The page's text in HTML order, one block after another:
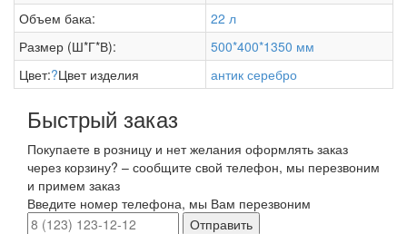
Объем бака:
22 л
Размер (Ш*Г*В):
500*400*1350 мм
Цвет:?Цвет изделия антик серебро
Быстрый заказ
Покупаете в розницу и нет желания оформлять заказ
через корзину? – сообщите свой телефон, мы перезвоним
и примем заказ
Введите номер телефона, мы Вам перезвоним
Отправить